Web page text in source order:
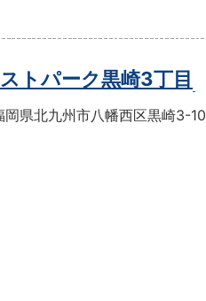
ストパーク黒崎3丁目
岡県北九州市八幡西区黒崎3-